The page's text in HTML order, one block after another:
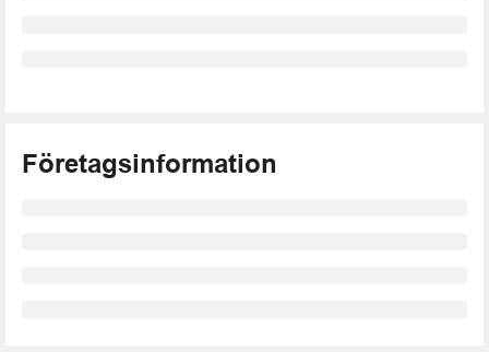
Företagsinformation